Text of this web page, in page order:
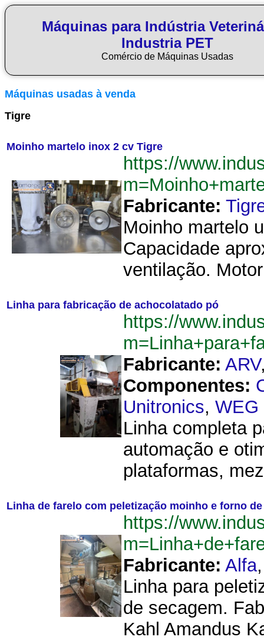
Máquinas para Indústria
Industria PET
Comércio de Máquinas Usadas
Máquinas usadas à venda
Tigre
Moinho martelo inox 2 cv Tigre
https://
Fabricante:
Moinho martelo
Capacidade
ventilação.
Linha para fabricação de achocolatado pó
https://
Fabricante: ARV
Componentes:
Unitronics, WEG
Linha completa
automação e
plataformas,
Linha de farelo com peletização moinho e forno
https://
Fabricante: Alfa
Linha para
de secagem.
Kahl Amandus